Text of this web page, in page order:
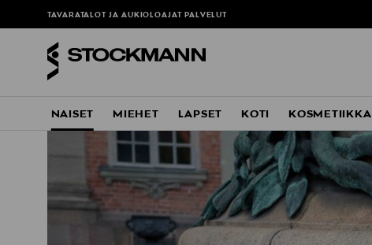
TAVARATALOT JA AUKIOLOAJAT PALVELUT
NAISET MIEHET LAPSET KOTI KOSMETIIKKA